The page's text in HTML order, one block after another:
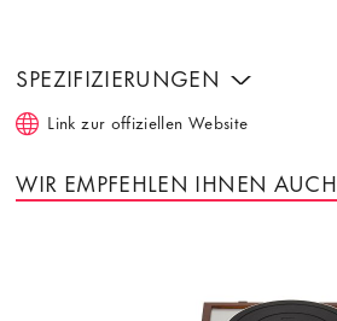
SPEZIFIZIERUNGEN
Link zur offiziellen Website
WIR EMPFEHLEN IHNEN AUCH